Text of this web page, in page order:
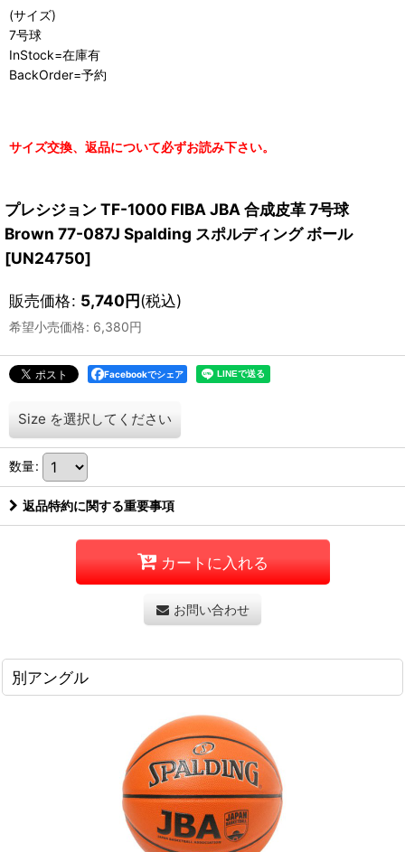
(サイズ)
7号球
InStock=在庫有
BackOrder=予約
サイズ交換、返品について必ずお読み下さい。
プレシジョン TF-1000 FIBA JBA 合成皮革 7号球
Brown 77-087J Spalding スポルディング ボール
[UN24750]
販売価格: 5,740円(税込)
希望小売価格: 6,380円
Facebookでシェア
Size を選択してください
数量:
返品特約に関する重要事項
カートに入れる
お問い合わせ
別アングル